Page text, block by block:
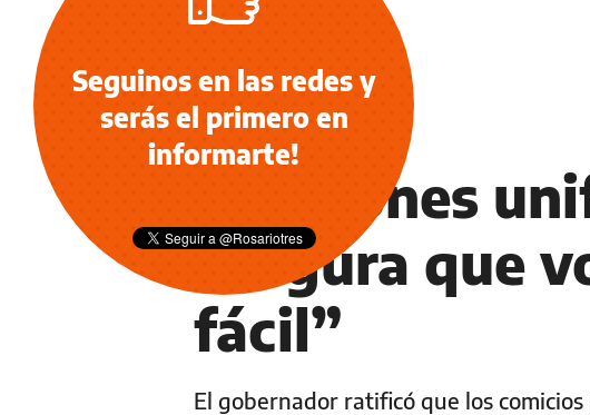
NOTICIAS
Elecciones
asegura que
fácil”
El gobernador ratificó que los
Seguinos en las redes y
serás el primero en
informarte!